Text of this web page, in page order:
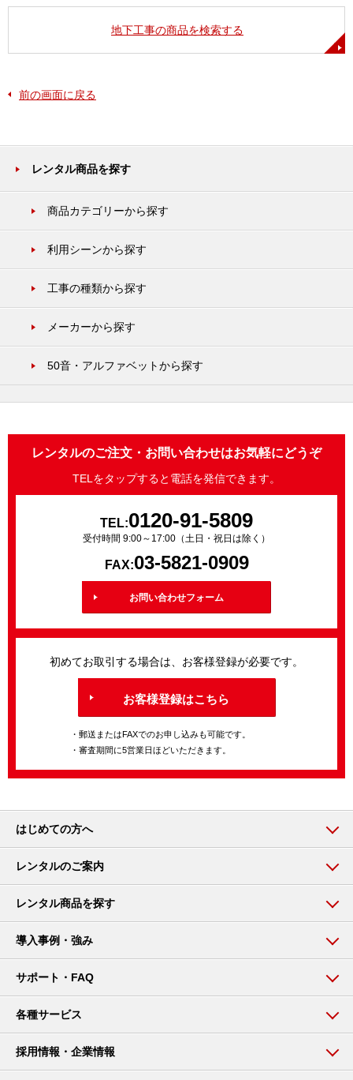
地下工事の商品を検索する
前の画面に戻る
レンタル商品を探す
商品カテゴリーから探す
利用シーンから探す
工事の種類から探す
メーカーから探す
50音・アルファベットから探す
レンタルのご注文・お問い合わせはお気軽にどうぞ
TELをタップすると電話を発信できます。
TEL:0120-91-5809
受付時間 9:00～17:00（土日・祝日は除く）
FAX:03-5821-0909
お問い合わせフォーム
初めてお取引する場合は、お客様登録が必要です。
お客様登録はこちら
・郵送またはFAXでのお申し込みも可能です。
・審査期間に5営業日ほどいただきます。
はじめての方へ
レンタルのご案内
レンタル商品を探す
導入事例・強み
サポート・FAQ
各種サービス
採用情報・企業情報